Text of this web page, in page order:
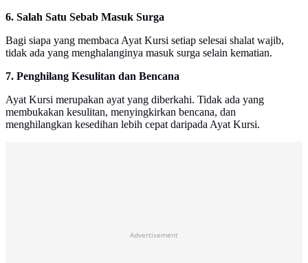
6. Salah Satu Sebab Masuk Surga
Bagi siapa yang membaca Ayat Kursi setiap selesai shalat wajib,
tidak ada yang menghalanginya masuk surga selain kematian.
7. Penghilang Kesulitan dan Bencana
Ayat Kursi merupakan ayat yang diberkahi. Tidak ada yang
membukakan kesulitan, menyingkirkan bencana, dan
menghilangkan kesedihan lebih cepat daripada Ayat Kursi.
Advertisement